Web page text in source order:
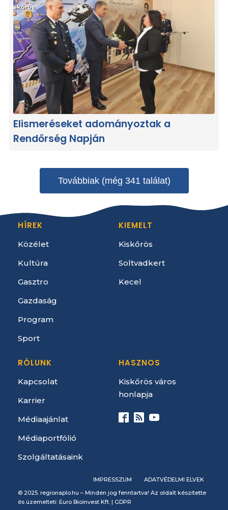
Elismeréseket adományoztak a
Rendőrség Napján
Továbbiak (még 341 találat)
HÍREK
Közélet
Kultúra
Gasztro
Gazdaság
Program
Sport
KIEMELT
Kiskőrös
Soltvadkert
Kecel
RÓLUNK
Kapcsolat
Karrier
Médiaajánlat
Médiaportfólió
Szolgáltatásaink
HASZNOS
Kiskőrös város
honlapja
© 2025. regionaplo.hu – Minden jog fenntartva! Az oldalt készítette
és üzemelteti: Euro Bioinvest Kft. | GDPR
IMPRESSZUM ADATVÉDELMI ELVEK